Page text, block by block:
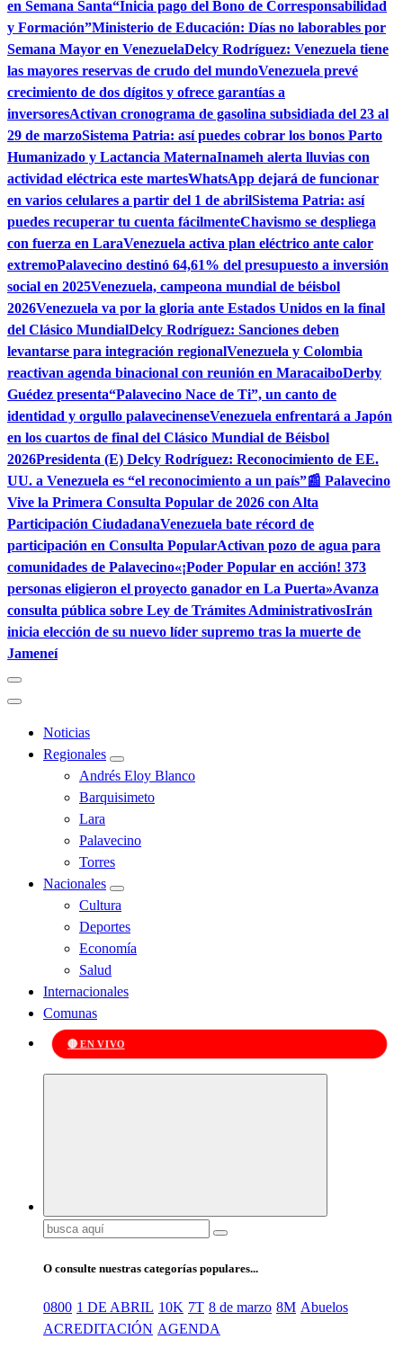
en Semana Santa“Inicia pago del Bono de Corresponsabilidad
y Formación”Ministerio de Educación: Días no laborables por
Semana Mayor en VenezuelaDelcy Rodríguez: Venezuela tiene
las mayores reservas de crudo del mundoVenezuela prevé
crecimiento de dos dígitos y ofrece garantías a
inversoresActivan cronograma de gasolina subsidiada del 23 al
29 de marzoSistema Patria: así puedes cobrar los bonos Parto
Humanizado y Lactancia MaternaInameh alerta lluvias con
actividad eléctrica este martesWhatsApp dejará de funcionar
en varios celulares a partir del 1 de abrilSistema Patria: así
puedes recuperar tu cuenta fácilmenteChavismo se despliega
con fuerza en LaraVenezuela activa plan eléctrico ante calor
extremoPalavecino destinó 64,61% del presupuesto a inversión
social en 2025Venezuela, campeona mundial de béisbol
2026Venezuela va por la gloria ante Estados Unidos en la final
del Clásico MundialDelcy Rodríguez: Sanciones deben
levantarse para integración regionalVenezuela y Colombia
reactivan agenda binacional con reunión en MaracaiboDerby
Guédez presenta“Palavecino Nace de Ti”, un canto de
identidad y orgullo palavecinenseVenezuela enfrentará a Japón
en los cuartos de final del Clásico Mundial de Béisbol
2026Presidenta (E) Delcy Rodríguez: Reconocimiento de EE.
UU. a Venezuela es “el reconocimiento a un país”📰 Palavecino
Vive la Primera Consulta Popular de 2026 con Alta
Participación CiudadanaVenezuela bate récord de
participación en Consulta PopularActivan pozo de agua para
comunidades de Palavecino«¡Poder Popular en acción! 373
personas eligieron el proyecto ganador en La Puerta»Avanza
consulta pública sobre Ley de Trámites AdministrativosIrán
inicia elección de su nuevo líder supremo tras la muerte de
Jameneí
Noticias
Regionales
Andrés Eloy Blanco
Barquisimeto
Lara
Palavecino
Torres
Nacionales
Cultura
Deportes
Economía
Salud
Internacionales
Comunas
🔴 EN VIVO
Buscar:
O consulte nuestras categorías populares...
0800 1 DE ABRIL 10K 7T 8 de marzo 8M Abuelos
ACREDITACIÓN AGENDA